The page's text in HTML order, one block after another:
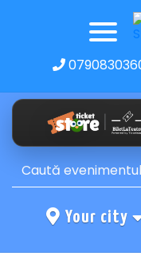
Your city